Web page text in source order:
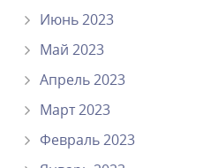
Июнь 2023
Май 2023
Апрель 2023
Март 2023
Февраль 2023